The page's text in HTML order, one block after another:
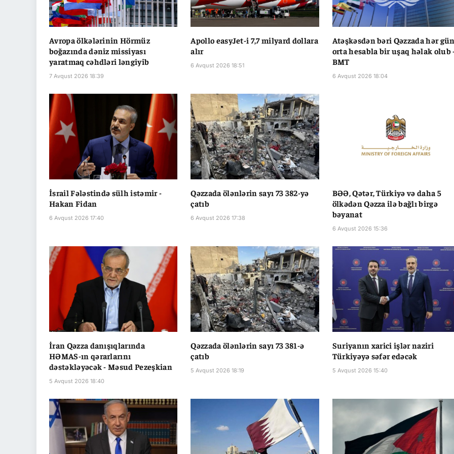
Avropa ölkələrinin Hörmüz
boğazında dəniz missiyası
yaratmaq cəhdləri ləngiyib
7 Avqust 2026 18:39
Apollo easyJet-i 7,7 milyard dollara
alır
6 Avqust 2026 18:51
Atəşkəsdən bəri Qəzzada hər
orta hesabla bir uşaq həlak olub
BMT
6 Avqust 2026 18:04
İsrail Fələstində sülh istəmir -
Hakan Fidan
6 Avqust 2026 17:40
Qəzzada ölənlərin sayı 73 382-yə
çatıb
6 Avqust 2026 17:38
BƏƏ, Qətər, Türkiyə və daha 5
ölkədən Qəzza ilə bağlı birgə
bəyanat
6 Avqust 2026 15:36
İran Qəzza danışıqlarında
HƏMAS-ın qərarlarını
dəstəkləyəcək - Məsud Pezeşkian
5 Avqust 2026 18:40
Qəzzada ölənlərin sayı 73 381-ə
çatıb
5 Avqust 2026 18:19
Suriyanın xarici işlər naziri
Türkiyəyə səfər edəcək
5 Avqust 2026 15:40